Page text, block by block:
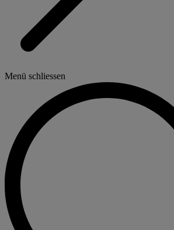
Menü schliessen